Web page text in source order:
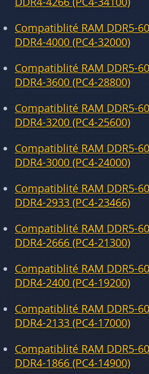
Compatiblité RAM DDR5-
DDR4-4000 (PC4-32000)
Compatiblité RAM DDR5-
DDR4-3600 (PC4-28800)
Compatiblité RAM DDR5-
DDR4-3200 (PC4-25600)
Compatiblité RAM DDR5-
DDR4-3000 (PC4-24000)
Compatiblité RAM DDR5-
DDR4-2933 (PC4-23466)
Compatiblité RAM DDR5-
DDR4-2666 (PC4-21300)
Compatiblité RAM DDR5-
DDR4-2400 (PC4-19200)
Compatiblité RAM DDR5-
DDR4-2133 (PC4-17000)
Compatiblité RAM DDR5-
DDR4-1866 (PC4-14900)